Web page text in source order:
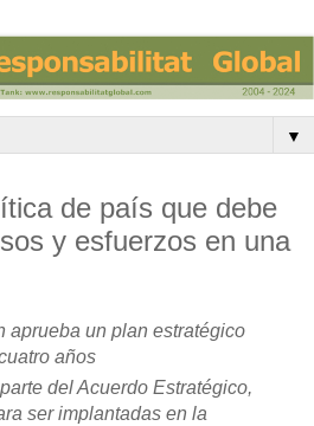
▼
de país que debe
y esfuerzos en una
aprueba un plan estratégico
años
del Acuerdo Estratégico,
ser implantadas en la